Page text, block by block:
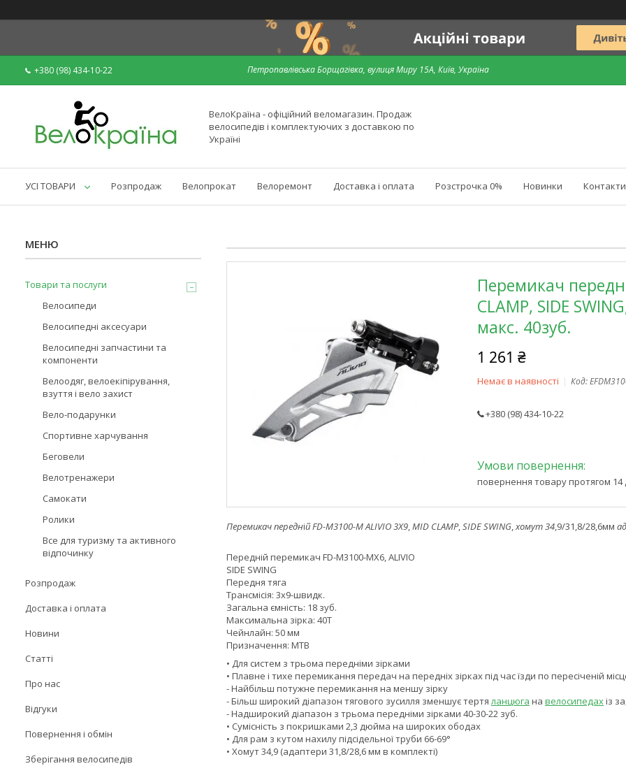
+380 (98) 434-10-22 Петропавлівська Борщагівка, вулиця Миру 15А, Київ, Україна
ВелоКраїна - офіційний веломагазин. Продаж
велосипедів і комплектуючих з доставкою по
Україні
УСІ ТОВАРИ Розпродаж Велопрокат Велоремонт Доставка і оплата Розстрочка 0% Новинки Контакти
Перемикач
CLAMP, SIDE
макс. 40зуб.
1 261 ₴
Немає в наявності Код:
+380 (98) 434-10-22
повернення товару протягом 14
ПеремикачпереднійFD-M3100-MALIVIO3X9,MID CLAMP,SIDESWING,хомут34,9/31,8/28,6мм
Передній перемикач FD-M3100-MX6, ALIVIO
SIDE SWING
Передня тяга
Трансмісія: 3x9-швидк.
Загальна ємність: 18 зуб.
Максимальна зірка: 40Т
Чейнлайн: 50 мм
Призначення: MTB
• Для систем з трьома передніми зірками
• Плавне і тихе перемикання передач на передніх зірках під час їзди по пересіченій
- Найбільш потужне перемикання на меншу зірку
- Більш широкий діапазон тягового зусилля зменшує тертяланцюга на велосипедахіз
- Надширокий діапазон з трьома передніми зірками 40-30-22 зуб.
• Сумісність з покришками 2,3 дюйма на широких ободах
• Для рам з кутом нахилу підсідельної труби 66-69°
• Хомут 34,9 (адаптери 31,8/28,6 мм в комплекті)
Товари та послуги
Велосипеди
Велосипедні аксесуари
Велосипедні запчастини та
компоненти
Велоодяг, велоекіпірування,
взуття і вело захист
Вело-подарунки
Спортивне харчування
Беговели
Велотренажери
Самокати
Ролики
Все для туризму та активного
відпочинку
Розпродаж
Доставка і оплата
Новини
Статті
Про нас
Відгуки
Повернення і обмін
Зберігання велосипедів